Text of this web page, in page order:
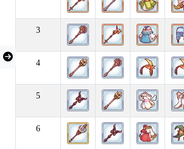
3
4
5
6